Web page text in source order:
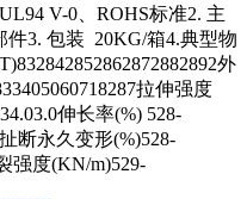
V-0、ROHS标准2. 主
3. 包装 20KG/箱4.典型物
外
拉伸强度
伸长率(%) 528-
断永久变形(%)528-
强度(KN/m)529-